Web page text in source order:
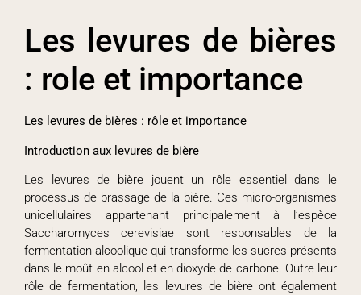
Les levures de bières
: role et importance
Les levures de bières : rôle et importance
Introduction aux levures de bière
Les levures de bière jouent un rôle essentiel dans le
processus de brassage de la bière. Ces micro-organismes
unicellulaires appartenant principalement à l’espèce
Saccharomyces cerevisiae sont responsables de la
fermentation alcoolique qui transforme les sucres présents
dans le moût en alcool et en dioxyde de carbone. Outre leur
rôle de fermentation, les levures de bière ont également